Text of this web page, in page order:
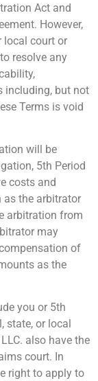
Act and
However,
local court or
resolve any
including, but not
Terms is void
will be
5th Period
costs and
as the arbitrator
arbitration from
may
of
as the
you or 5th
state, or local
also have the
court. In
right to apply to